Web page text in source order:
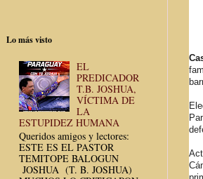
Lo más visto
EL
PREDICADOR
T.B. JOSHUA,
VÍCTIMA DE
LA
ESTUPIDEZ HUMANA
Queridos amigos y lectores:
ESTE ES EL PASTOR
TEMITOPE BALOGUN
JOSHUA (T. B. JOSHUA)